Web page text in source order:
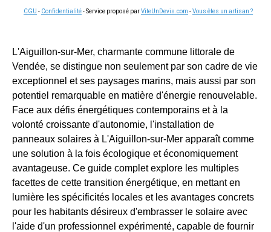
CGU - Confidentialité- Service proposé parViteUnDevis.com -Vous êtes un artisan ?
L'Aiguillon-sur-Mer, charmante commune littorale de
Vendée, se distingue non seulement par son cadre de vie
exceptionnel et ses paysages marins, mais aussi par son
potentiel remarquable en matière d'énergie renouvelable.
Face aux défis énergétiques contemporains et à la
volonté croissante d'autonomie, l'installation de
panneaux solaires à L'Aiguillon-sur-Mer apparaît comme
une solution à la fois écologique et économiquement
avantageuse. Ce guide complet explore les multiples
facettes de cette transition énergétique, en mettant en
lumière les spécificités locales et les avantages concrets
pour les habitants désireux d'embrasser le solaire avec
l'aide d'un professionnel expérimenté, capable de fournir